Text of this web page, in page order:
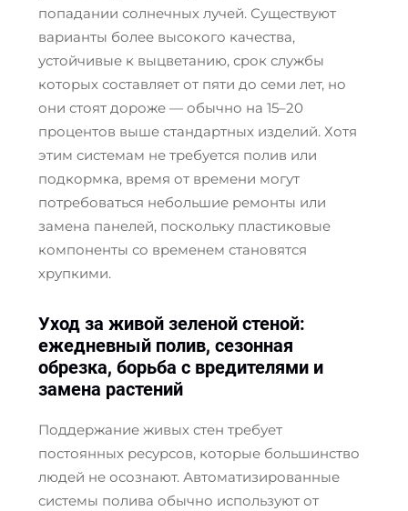
попадании солнечных лучей. Существуют
варианты более высокого качества,
устойчивые к выцветанию, срок службы
которых составляет от пяти до семи лет, но
они стоят дороже — обычно на 15–20
процентов выше стандартных изделий. Хотя
этим системам не требуется полив или
подкормка, время от времени могут
потребоваться небольшие ремонты или
замена панелей, поскольку пластиковые
компоненты со временем становятся
хрупкими.
Уход за живой зеленой стеной:
ежедневный полив, сезонная
обрезка, борьба с вредителями и
замена растений
Поддержание живых стен требует
постоянных ресурсов, которые большинство
людей не осознают. Автоматизированные
системы полива обычно используют от